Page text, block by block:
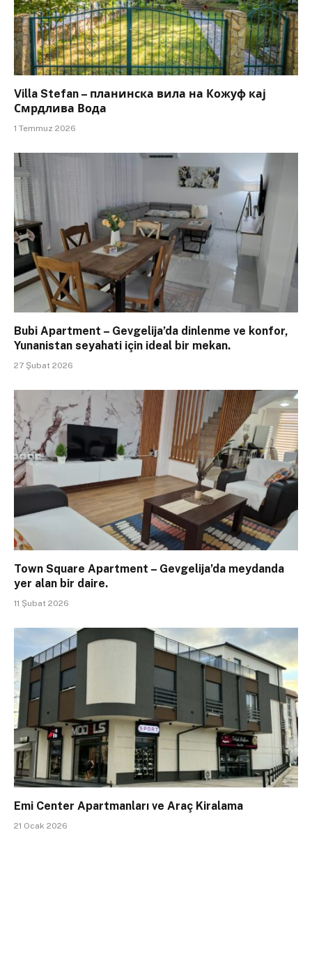
Villa Stefan – планинска вила на Кожуф кај
Смрдлива Вода
1 Temmuz 2026
Bubi Apartment – ​​Gevgelija’da dinlenme ve konfor,
Yunanistan seyahati için ideal bir mekan.
27 Şubat 2026
Town Square Apartment – ​​Gevgelija’da meydanda
yer alan bir daire.
11 Şubat 2026
Emi Center Apartmanları ve Araç Kiralama
21 Ocak 2026